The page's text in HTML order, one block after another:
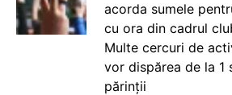
acorda sumele
cu ora din cadrul
Multe cercuri de
vor dispărea de la 1
părinții